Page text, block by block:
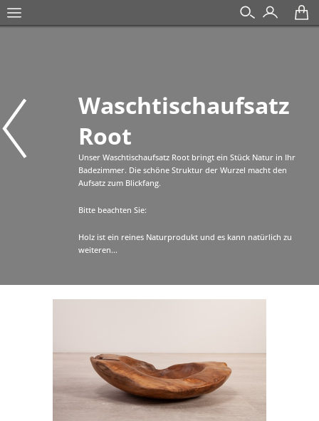
Waschtischaufsatz
Root
Unser Waschtischaufsatz Root bringt ein Stück Natur in Ihr
Badezimmer. Die schöne Struktur der Wurzel macht den
Aufsatz zum Blickfang.
Bitte beachten Sie:
Holz ist ein reines Naturprodukt und es kann natürlich zu
weiteren...